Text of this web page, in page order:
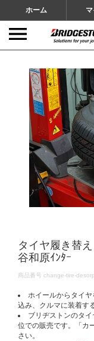
ホーム
タイヤ履き替
谷和原ｲﾝﾀｰ
DETAILS
商品番号 change-tire-
ホイールからタイ
込み、クルマに装着す
ブリヂストンのタ
位での販売です。「カ
さい。